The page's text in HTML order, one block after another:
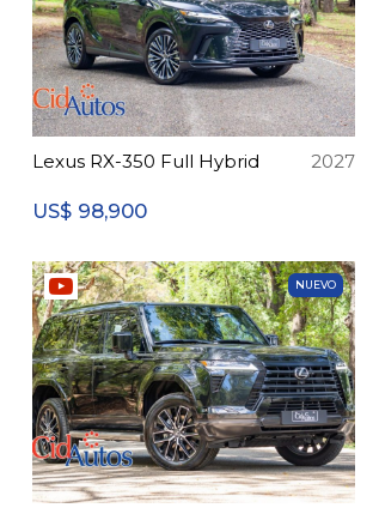
Lexus RX-350 Full Hybrid 2027
US$ 98,900
NUEVO